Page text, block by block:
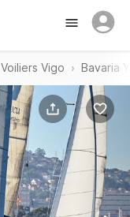
Voiliers Vigo Bavaria